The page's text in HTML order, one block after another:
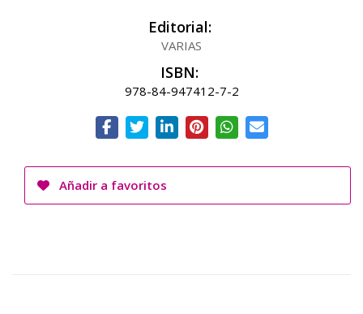
Editorial:
VARIAS
ISBN:
978-84-947412-7-2
Añadir a favoritos